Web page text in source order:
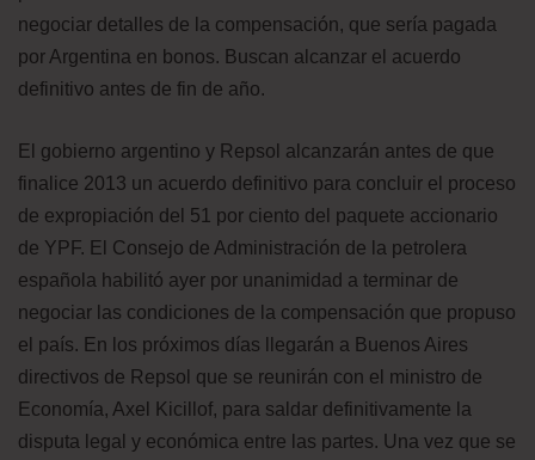
negociar detalles de la compensación, que sería pagada
por Argentina en bonos. Buscan alcanzar el acuerdo
definitivo antes de fin de año.
El gobierno argentino y Repsol alcanzarán antes de que
finalice 2013 un acuerdo definitivo para concluir el proceso
de expropiación del 51 por ciento del paquete accionario
de YPF. El Consejo de Administración de la petrolera
española habilitó ayer por unanimidad a terminar de
negociar las condiciones de la compensación que propuso
el país. En los próximos días llegarán a Buenos Aires
directivos de Repsol que se reunirán con el ministro de
Economía, Axel Kicillof, para saldar definitivamente la
disputa legal y económica entre las partes. Una vez que se